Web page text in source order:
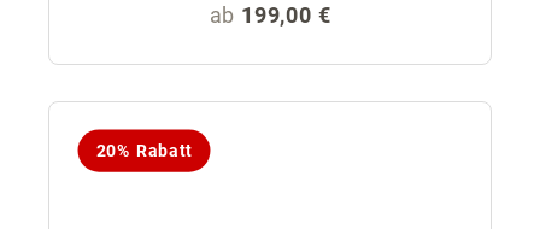
Regulärer Preis:
ab 199,00 €
20% Rabatt